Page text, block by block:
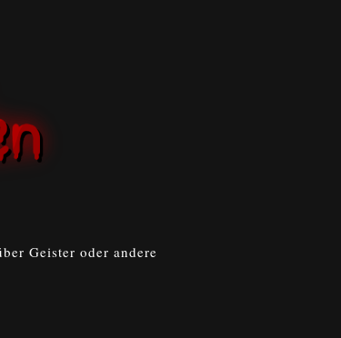
Geister oder andere